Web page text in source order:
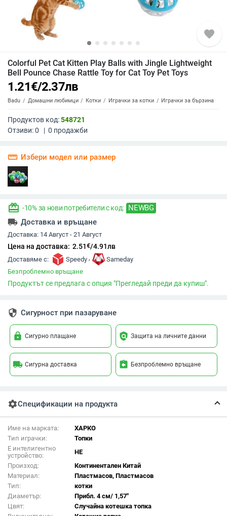
favorite
Colorful Pet Cat Kitten Play Balls with Jingle Lightweight
Bell Pounce Chase Rattle Toy for Cat Toy Pet Toys
1.21€/2.37лв
Badu Домашни любимци Котки Играчки за котки Играчки за бързина
Продуктов код:548721
Отзиви:0 | 0 продажби
straighten Избери модел или размер
redeem -10% за нови потребители с код: NEWBG
local_shipping Доставка и връщане
Доставка: 14 Август - 21 Август
Цена на доставка: 2.51€/4.91лв
Доставяме с: Speedy ,
Sameday
Безпроблемно връщане
Продуктът се предлага с опция "Прегледай преди да купиш".
security Сигурност при пазаруване
lock Сигурно плащане policy Защита на личните данни
local_shipping Сигурна доставка assignment_return Безпроблемно връщане
settingsСпецификации на продукта
Име на марката:
ХАРКО
Тип играчки:
Топки
Е интелигентно
устройство:
НЕ
Произход:
Континентален Китай
Материал:
Пластмасов, Пластмасов
Тип:
котки
Диаметър:
Прибл. 4 см/ 1,57"
Цвят:
Случайна котешка топка